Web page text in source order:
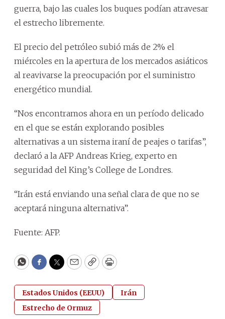
guerra, bajo las cuales los buques podían atravesar
el estrecho libremente.
El precio del petróleo subió más de 2% el
miércoles en la apertura de los mercados asiáticos
al reavivarse la preocupación por el suministro
energético mundial.
“Nos encontramos ahora en un período delicado
en el que se están explorando posibles
alternativas a un sistema iraní de peajes o tarifas”,
declaró a la AFP Andreas Krieg, experto en
seguridad del King’s College de Londres.
“Irán está enviando una señal clara de que no se
aceptará ninguna alternativa”.
Fuente: AFP.
WhatsApp
Facebook
Twitter
EmailCopyPrint
Estados Unidos (EEUU)
Irán
Estrecho de Ormuz